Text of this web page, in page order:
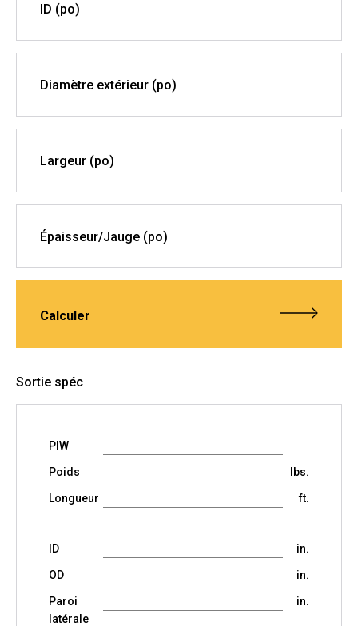
ID (po)
Diamètre extérieur (po)
Largeur (po)
Épaisseur/Jauge (po)
Calculer
Sortie spéc
PIW
Poids lbs.
Longueur ft.
ID in.
OD in.
Paroi
latérale
in.